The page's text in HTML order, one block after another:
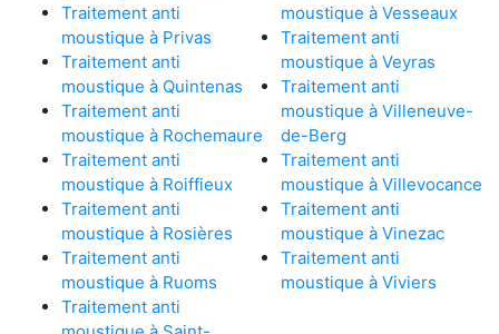
Traitement anti
moustique à Privas
Traitement anti
moustique à Quintenas
Traitement anti
moustique à Rochemaure
Traitement anti
moustique à Roiffieux
Traitement anti
moustique à Rosières
Traitement anti
moustique à Ruoms
Traitement anti
moustique à Vesseaux
Traitement anti
moustique à Veyras
Traitement anti
moustique à Villeneuve-
de-Berg
Traitement anti
moustique à Villevocance
Traitement anti
moustique à Vinezac
Traitement anti
moustique à Viviers